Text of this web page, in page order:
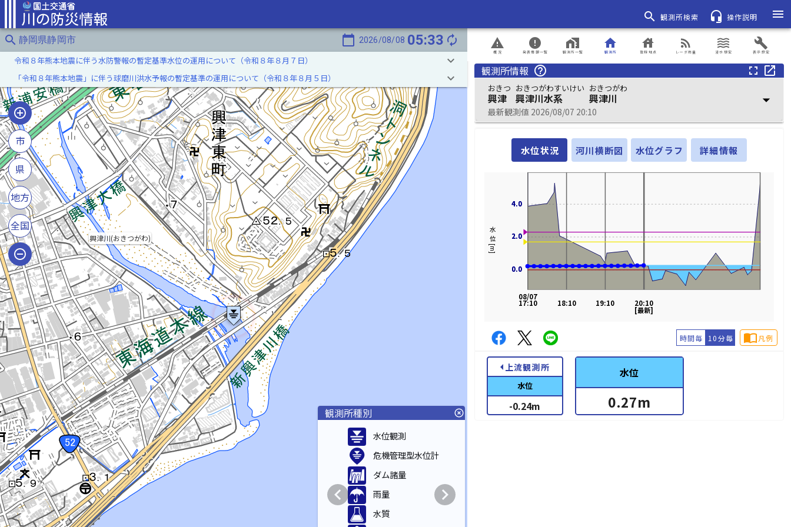
search 観測所検索 headset_mic 操作説明
menu
search 静岡県静岡市 calendar_today 2026/08/08 05:33 autorenew
興津川(おきつがわ)
令和８年熊本地震に伴う水防警報の暫定基準水位の運用について（令和８年８月７日） keyboard_arrow_down
「令和８年熊本地震」に伴う球磨川洪水予報の暫定基準の運用について（令和８年８月５日） keyboard_arrow_down
市
県
地方
全国
観測所種別 highlight_off
水位観測
危機管理型水位計
ダム諸量
雨量
水質
chevron_left chevron_right
概況
report_problem
発表情報一覧
error
観測所一覧
home_work
観測所
home
登録地点
house
レーダ雨量
rss_feed
浸水想定
waves
表示設定
build
観測所情報 help_outline fullscreen open_in_new
おきつ
興津
おきつがわすいけい
興津川水系
おきつがわ
興津川
最新観測値 2026/08/07 20:10
arrow_drop_down
水位状況 河川横断図 水位グラフ 詳細情報
0.0
2.0
4.0
水位[m]
0.0
2.0
4.0
20:10
[最新]
19:10
18:10
08/07
17:10
時間毎 10分毎 import_contacts凡例
arrow_left上流観測所
水位
-0.24m
水位
0.27m